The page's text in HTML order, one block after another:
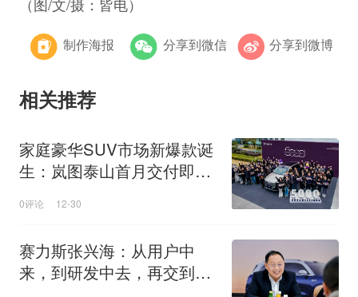
（图/文/摄：皆电）
制作海报 分享到微信 分享到微博
相关推荐
家庭豪华SUV市场新爆款诞
生：岚图泰山首月交付即登
0评论 12-30
赛力斯张兴海：从用户中
来，到研发中去，再交到用